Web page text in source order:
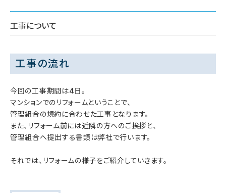
工事について
工事の流れ
今回の工事期間は4日。
マンションでのリフォームということで、
管理組合の規約に合わせた工事となります。
また、リフォーム前には近隣の方へのご挨拶と、
管理組合へ提出する書類は弊社で行います。
それでは、リフォームの様子をご紹介していきます。